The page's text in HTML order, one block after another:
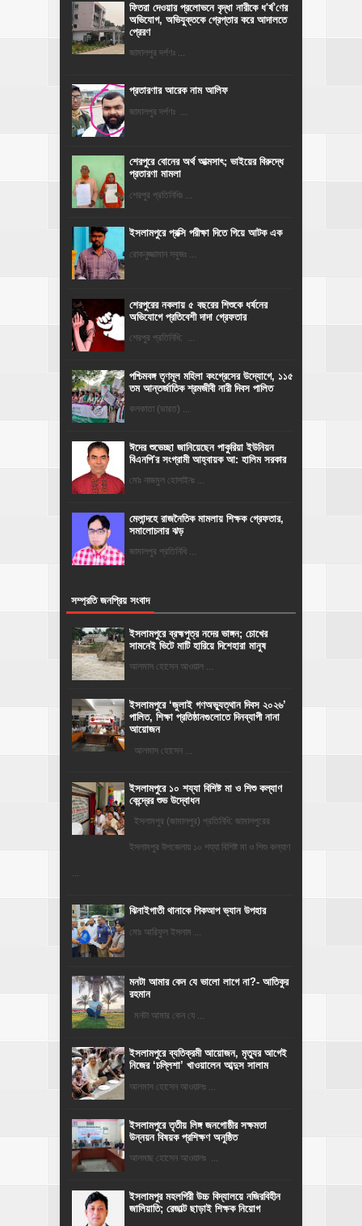
ফিতরা দেওয়ার প্রলোভনে বৃদ্ধা নারীকে ধ'র্ষ'ণের
অভিযোগ, অভিযুক্তকে গ্রেপ্তার করে আদালতে
প্রেরণ
জামালপুর দর্পণঃ ...
প্রতারণার আরেক নাম আলিফ
জামালপুর দর্পণঃ ...
শেরপুরে বোনের অর্থ আত্মসাৎ; ভাইয়ের বিরুদ্ধে
প্রতারণা মামলা
শেরপুর প্রতিনিধিঃ ...
ইসলামপুরে প্রক্সি পরীক্ষা দিতে গিয়ে আটক এক
রোকনুজ্জামান সবুজঃ ...
শেরপুরের নকলায় ৫ বছরের শিশুকে ধর্ষনের
অভিযোগে প্রতিবেশী দাদা গ্রেফতার
শেরপুর প্রতিনিধি: ...
পশ্চিমবঙ্গ তৃণমূল মহিলা কংগ্রেসের উদ্যোগে, ১১৫
তম আন্তর্জাতিক শ্রমজীবী নারী দিবস পালিত
কলকাতা (ভারত) ...
ঈদের শুভেচ্ছা জানিয়েছেন পাকুরিয়া ইউনিয়ন
বিএনপি'র সংগ্রামী আহ্বায়ক আ: হালিম সরকার
মোঃ নাজমুল হোসাইনঃ ...
মেলান্দহে রাজনৈতিক মামলায় শিক্ষক গ্রেফতার,
সমালোচনার ঝড়
জামালপুর প্রতিনিধি ...
সম্প্রতি জনপ্রিয় সংবাদ
ইসলামপুরে ব্রহ্মপুত্র নদের ভাঙ্গন; চোখের
সামনেই ভিটে মাটি হারিয়ে দিশেহারা মানুষ
আলমাস হোসেন আওয়াল ...
‎ইসলামপুরে ‘জুলাই গণঅভ্যুত্থান দিবস ২০২৬’
পালিত, শিক্ষা প্রতিষ্ঠানগুলোতে দিনব্যাপী নানা
আয়োজন
‎​আলমাস হোসেন ...
ইসলামপুরে ১০ শয্যা বিশিষ্ট মা ও শিশু কল্যাণ
কেন্দ্রের শুভ উদ্বোধন
ইসলামপুর (জামালপুর) প্রতিনিধি: জামালপুরের
ইসলামপুর উপজেলায় ১০ শয্যা বিশিষ্ট মা ও শিশু কল্যাণ
...
ঝিনাইগাতী থানাকে পিকআপ ভ্যান উপহার
মোঃ আরিফুল ইসলাম ...
মনটা আমার কেন যে ভালো লাগে না?- আতিকুর
রহমান
মনটা আমার কেন যে ...
‎ইসলামপুরে ব্যতিক্রমী আয়োজন, মৃত্যুর আগেই
নিজের ‘চল্লিশা’ খাওয়ালেন আব্দুস সালাম
আলমাস হোসেন আওয়ালঃ ...
ইসলামপুরে তৃতীয় লিঙ্গ জনগোষ্ঠীর সক্ষমতা
উন্নয়ন বিষয়ক প্রশিক্ষণ অনুষ্ঠিত
আলমাছ হোসেন আওয়ালঃ ...
​ইসলামপুর মহলগিরী উচ্চ বিদ্যালয়ে নজিরবিহীন
জালিয়াতি; রেজাল্ট ছাড়াই শিক্ষক নিয়োগ